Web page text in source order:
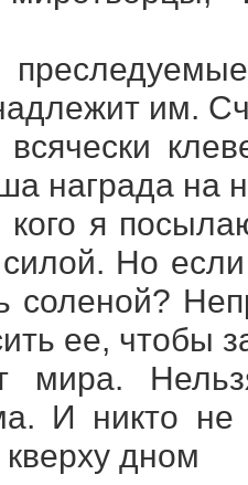
им.
награда на
кого я
Но
соленой?
ее, чтобы
И никто не
дном